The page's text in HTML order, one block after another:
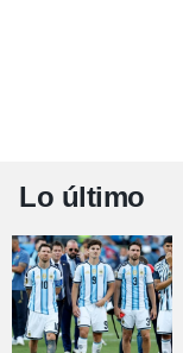
Lo último